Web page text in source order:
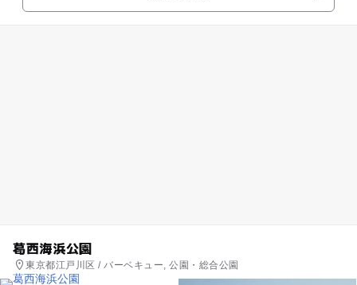
葛西海浜公園
東京都江戸川区 / バーベキュー, 公園・総合公園